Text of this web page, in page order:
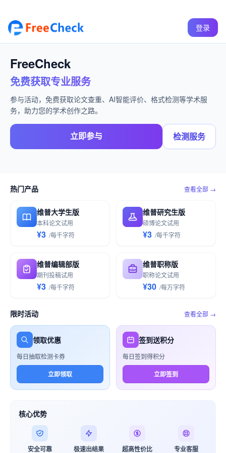
登录
FreeCheck
免费获取专业服务
参与活动，免费获取论文查重、AI智能评价、格式检测等学术服
务，助力您的学术创作之路。
立即参与 检测服务
热门产品 查看全部 →
维普大学生版
本科论文试用
¥3 /每千字符
维普研究生版
硕博论文试用
¥3 /每千字符
维普编辑部版
期刊投稿试用
¥3 /每千字符
维普职称版
职称论文试用
¥30 /每万字符
限时活动 查看全部 →
领取优惠
每日抽取检测卡券
立即领取
签到送积分
每日签到得积分
立即签到
核心优势
安全可靠 极速出结果 超高性价比 专业客服